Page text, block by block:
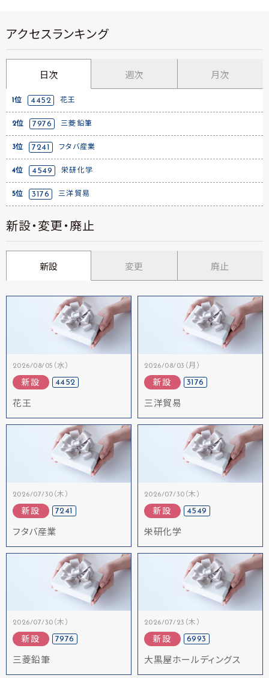
アクセスランキング
日次 週次 月次
1位 4452 花王
2位 7976 三菱鉛筆
3位 7241 フタバ産業
4位 4549 栄研化学
5位 3176 三洋貿易
新設・変更・廃止
新設 変更 廃止
2026/08/05（水）
新設 4452
花王
2026/08/03（月）
新設 3176
三洋貿易
2026/07/30（木）
新設 7241
フタバ産業
2026/07/30（木）
新設 4549
栄研化学
2026/07/30（木）
新設 7976
三菱鉛筆
2026/07/23（木）
新設 6993
大黒屋ホールディングス